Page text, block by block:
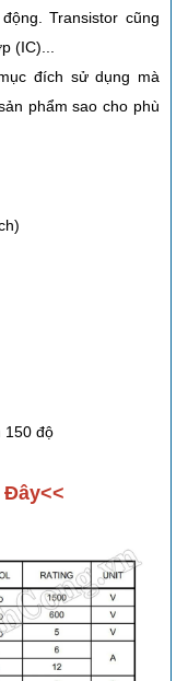
Transistor cũng
(IC)...
đích sử dụng mà
phẩm sao cho phù
150 độ
Đây<<